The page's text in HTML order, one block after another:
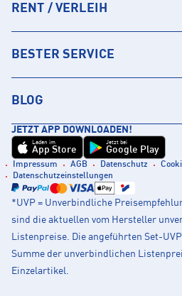
RENT / VERLEIH
BESTER SERVICE
BLOG
JETZT APP DOWNLOADEN!
Laden im
App Store
Jetzt bei
Google Play
Impressum AGB Datenschutz
Datenschutzeinstellungen
*UVP = Unverbindliche
sind die aktuellen vom Hersteller
Listenpreise. Die angeführten Set-
Summe der unverbindlichen
Einzelartikel.